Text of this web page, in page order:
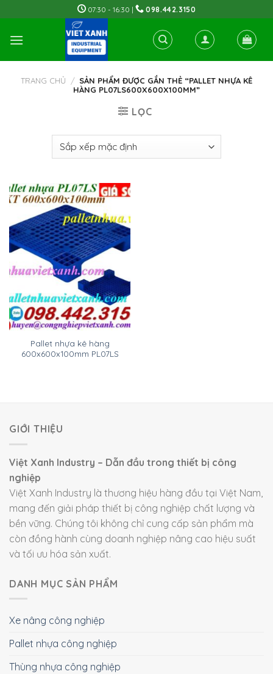
to
content
07:30 - 16:30 | 098.442.3150
TRANG CHỦ / SẢN PHẨM ĐƯỢC GẮN THẺ “PALLET NHỰA KÊ
HÀNG PL07LS600X600X100MM”
LỌC
Pallet nhựa kê hàng
600x600x100mm PL07LS
GIỚI THIỆU
Việt Xanh Industry – Dẫn đầu trong thiết bị công
nghiệp
Việt Xanh Industry là thương hiệu hàng đầu tại Việt Nam,
mang đến giải pháp thiết bị công nghiệp chất lượng và
bền vững. Chúng tôi không chỉ cung cấp sản phẩm mà
còn đồng hành cùng doanh nghiệp nâng cao hiệu suất
và tối ưu hóa sản xuất.
DANH MỤC SẢN PHẨM
Xe nâng công nghiệp
Pallet nhựa công nghiệp
Thùng nhựa công nghiệp